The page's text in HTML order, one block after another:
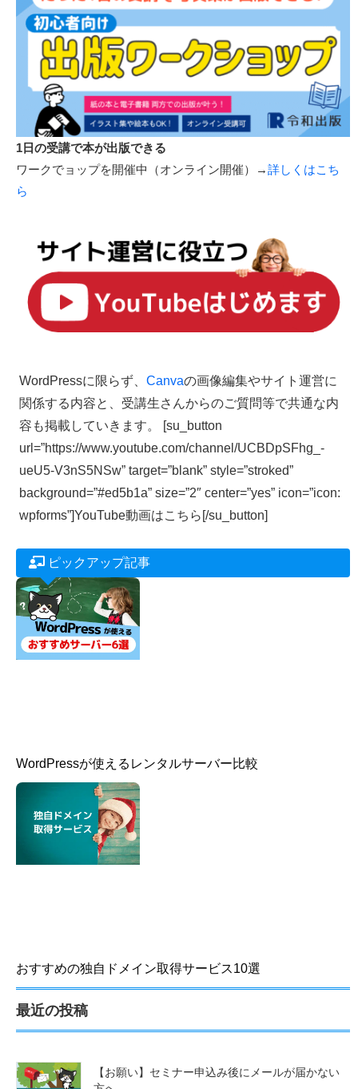
1日の受講で本が出版できる
ワークでョップを開催中（オンライン開催）→詳しくはこち
ら
WordPressに限らず、 Canvaの画像編集やサイト運営に
関係する内容と、受講生さんからのご質問等で共通な内
容も掲載していきます。 [su_button
url=”https://www.youtube.com/channel/UCBDpSFhg_-
ueU5-V3nS5NSw” target=”blank” style=”stroked”
background=”#ed5b1a” size=”2″ center=”yes” icon=”icon:
wpforms”]YouTube動画はこちら[/su_button]
ピックアップ記事
WordPressが使えるレンタルサーバー比較
おすすめの独自ドメイン取得サービス10選
最近の投稿
【お願い】セミナー申込み後にメールが届かない